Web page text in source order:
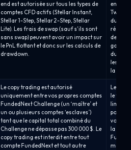
end est autorisée sur tous les types de
comptes CFD actifs (Stellar Instant,
Stellar 1-Step, Stellar 2-Step, Stellar
Lite). Les frais de swap (sauf s'ils sont
sans swap) peuvent avoir un impact sur
le PnL flottant et donc sur les calculs de
drawdown.
end
Two
durant
de la
durant
les
la
Le copy trading est autorisé
uniquement entre vos propres comptes
FundedNext Challenge (un ‘maître’ et
un ou plusieurs comptes ‘esclaves’)
tant que le capital total combiné du
Challenge ne dépasse pas 300 000 $. Le
copy trading est interdit entre tout
compte FundedNext et tout autre
Le
le
pouvez
vos
la
maître